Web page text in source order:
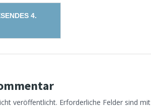
4.
veröffentlicht. Erforderliche Felder sind mit